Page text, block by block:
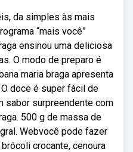
da simples às mais
“mais você”
ensinou uma deliciosa
O modo de preparo é
maria braga apresenta
doce é super fácil de
sabor surpreendente com
500 g de massa de
Webvocê pode fazer
crocante, cenoura